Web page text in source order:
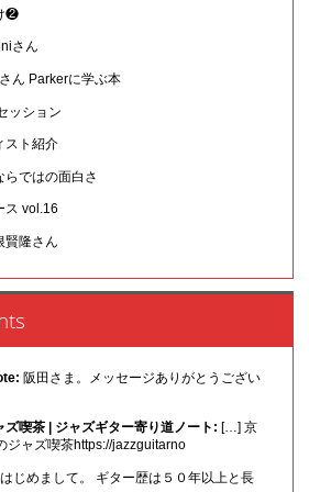
❷
さん
ん Parkerに学ぶ本
ッション
スト紹介
ではの面白さ
ス vol.16
賢隆さん
阪田さま。メッセージありがとうござい
喫茶 | ジャズギター寄り道ノート: […] 京
ャズ喫茶https://jazzguitarno
じめまして。 ギター歴は５０年以上と長